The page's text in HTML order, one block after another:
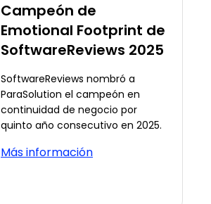
Campeón de
Emotional Footprint de
SoftwareReviews 2025
SoftwareReviews nombró a
ParaSolution el campeón en
continuidad de negocio por
quinto año consecutivo en 2025.
Más información